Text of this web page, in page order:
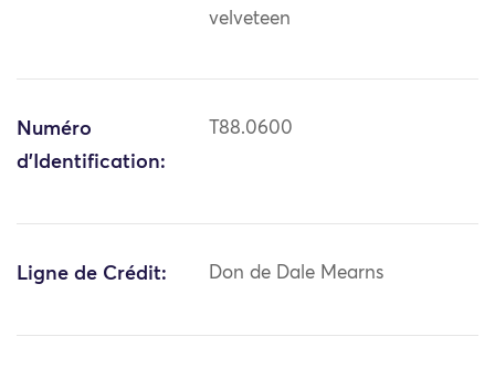
velveteen
Numéro
d'Identification:
T88.0600
Ligne de Crédit: Don de Dale Mearns